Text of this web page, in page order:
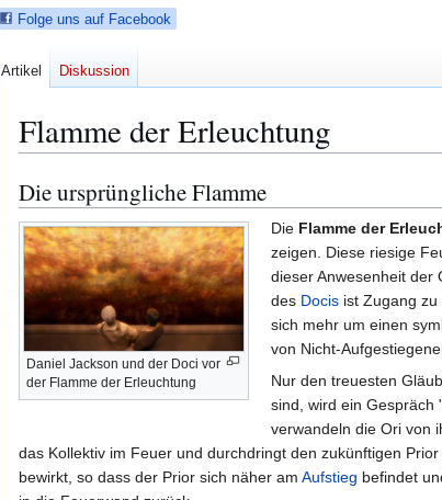
Flamme der Erleuchtung
Z
u
N
a
v
g
t
o
n
Z
u
S
u
c
h
e
p
i
n
Die ursprüngliche Flamme
Daniel Jackson und der Doci vor
der Flamme der Erleuchtung
Die Flamme der
zeigen. Diese riesige
dieser Anwesenheit der
des Docisist Zugang zu
sich mehr um einen
von Nicht-
Nur den treuesten
sind, wird ein Gespräch
verwandeln die Ori von
das Kollektiv im Feuer und durchdringt den zukünftigen
bewirkt, so dass der Prior sich näher am Aufstieg befindet
Folge uns auf Facebook
Artikel Diskussion